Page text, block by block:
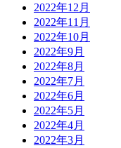
2022年12月
2022年11月
2022年10月
2022年9月
2022年8月
2022年7月
2022年6月
2022年5月
2022年4月
2022年3月